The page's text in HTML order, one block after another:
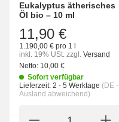
Eukalyptus ätherisches
Öl bio – 10 ml
11,90 €
1.190,00 € pro 1 l
inkl. 19% USt. zzgl. Versand
Netto: 10,00 €
Sofort verfügbar
Lieferzeit: 2 - 5 Werktage (DE -
Ausland abweichend)